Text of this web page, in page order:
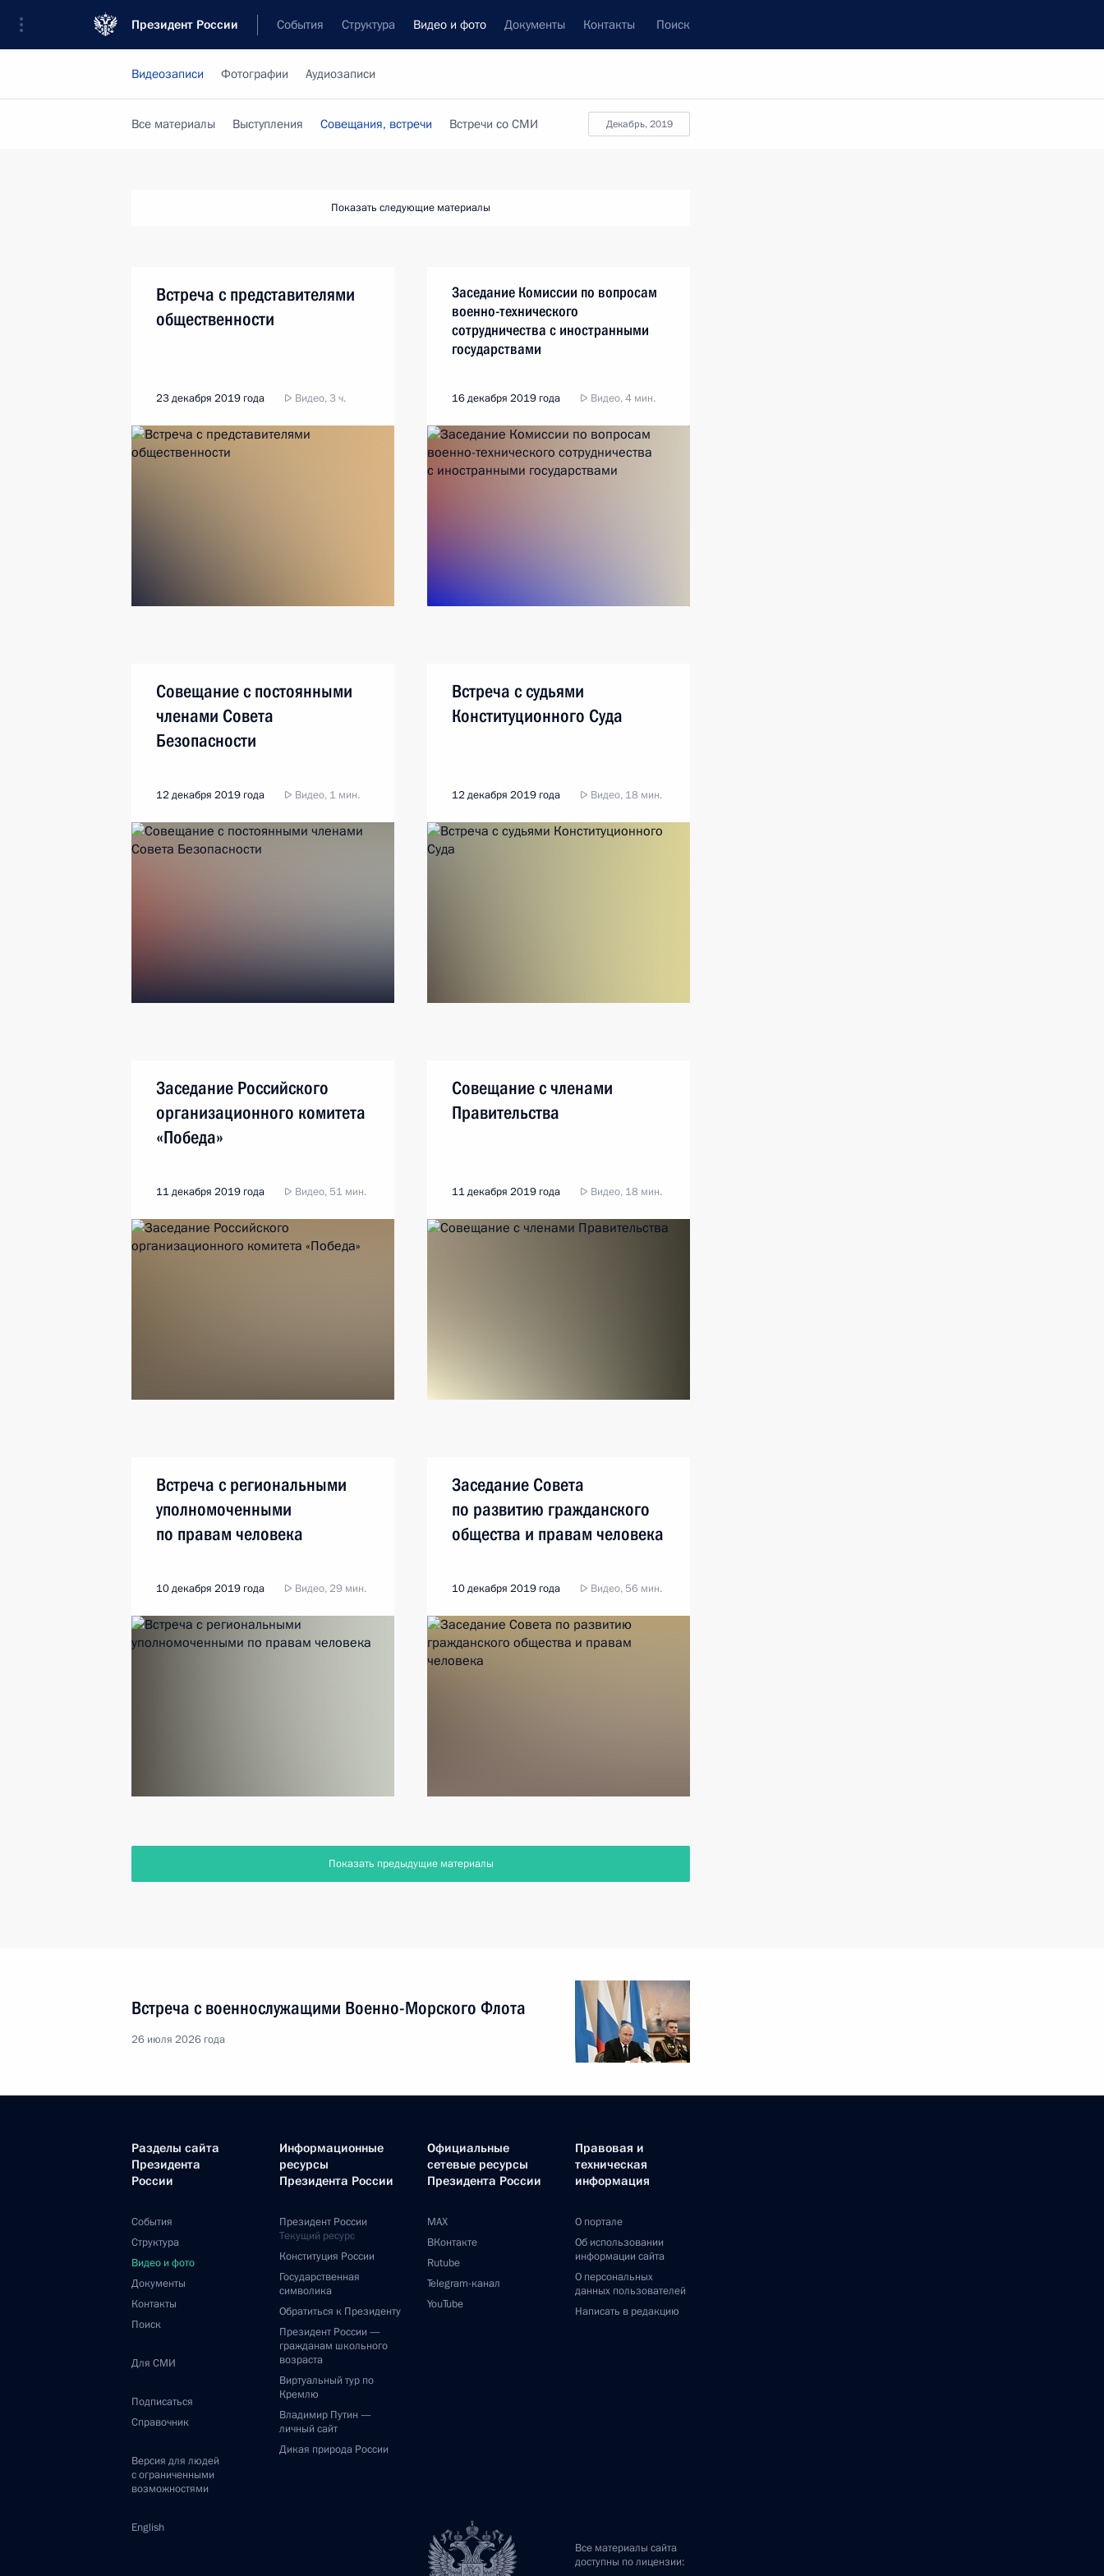
Президент России События Структура Видео и фото Документы Контакты Поиск
Видеозаписи Фотографии Аудиозаписи
декабрь, 2019
Все материалы Выступления Совещания, встречи Встречи со СМИ
Показать следующие материалы
Встреча с представителями
общественности
23 декабря 2019 года Видео, 3 ч.
Заседание Комиссии по вопросам
военно-технического
сотрудничества с иностранными
государствами
16 декабря 2019 года Видео, 4 мин.
Совещание с постоянными
членами Совета
Безопасности
12 декабря 2019 года Видео, 1 мин.
Встреча с судьями
Конституционного Суда
12 декабря 2019 года Видео, 18 мин.
Заседание Российского
организационного комитета
«Победа»
11 декабря 2019 года Видео, 51 мин.
Совещание с членами
Правительства
11 декабря 2019 года Видео, 18 мин.
Встреча с региональными
уполномоченными
по правам человека
10 декабря 2019 года Видео, 29 мин.
Заседание Совета
по развитию гражданского
общества и правам человека
10 декабря 2019 года Видео, 56 мин.
Показать предыдущие материалы
Встреча с военнослужащими Военно-Морского Флота
26 июля 2026 года
Разделы сайта
Президента
России
События
Структура
Видео и фото
Документы
Контакты
Поиск
Для СМИ
Подписаться
Справочник
Версия для людей
с ограниченными
возможностями
English
Информационные
ресурсы
Президента России
Президент России
Текущий ресурс
Конституция России
Государственная
символика
Обратиться к Президенту
Президент России —
гражданам школьного
возраста
Виртуальный тур по
Кремлю
Владимир Путин —
личный сайт
Дикая природа России
Официальные
сетевые ресурсы
Президента России
MAX
ВКонтакте
Rutube
Telegram-канал
YouTube
Правовая и
техническая
информация
О портале
Об использовании
информации сайта
О персональных
данных пользователей
Написать в редакцию
Все материалы сайта
доступны по лицензии: